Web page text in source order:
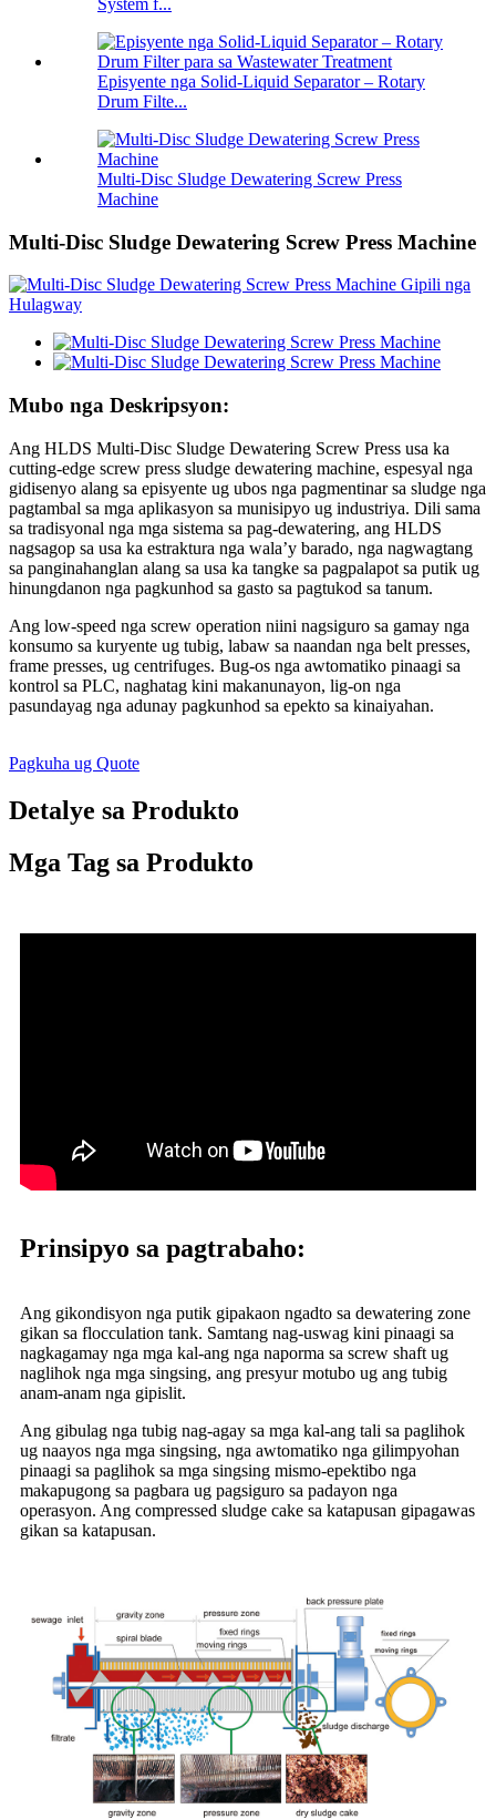
System f...
Episyente nga Solid-Liquid Separator – Rotary
Drum Filte...
Multi-Disc Sludge Dewatering Screw Press
Machine
Multi-Disc Sludge Dewatering Screw Press Machine
Mubo nga Deskripsyon:
Ang HLDS Multi-Disc Sludge Dewatering Screw Press usa ka
cutting-edge screw press sludge dewatering machine, espesyal nga
gidisenyo alang sa episyente ug ubos nga pagmentinar sa sludge nga
pagtambal sa mga aplikasyon sa munisipyo ug industriya. Dili sama
sa tradisyonal nga mga sistema sa pag-dewatering, ang HLDS
nagsagop sa usa ka estraktura nga wala’y barado, nga nagwagtang
sa panginahanglan alang sa usa ka tangke sa pagpalapot sa putik ug
hinungdanon nga pagkunhod sa gasto sa pagtukod sa tanum.
Ang low-speed nga screw operation niini nagsiguro sa gamay nga
konsumo sa kuryente ug tubig, labaw sa naandan nga belt presses,
frame presses, ug centrifuges. Bug-os nga awtomatiko pinaagi sa
kontrol sa PLC, naghatag kini makanunayon, lig-on nga
pasundayag nga adunay pagkunhod sa epekto sa kinaiyahan.
Pagkuha ug Quote
Detalye sa Produkto
Mga Tag sa Produkto
Prinsipyo sa pagtrabaho:
Ang gikondisyon nga putik gipakaon ngadto sa dewatering zone
gikan sa flocculation tank. Samtang nag-uswag kini pinaagi sa
nagkagamay nga mga kal-ang nga naporma sa screw shaft ug
naglihok nga mga singsing, ang presyur motubo ug ang tubig
anam-anam nga gipislit.
Ang gibulag nga tubig nag-agay sa mga kal-ang tali sa paglihok
ug naayos nga mga singsing, nga awtomatiko nga gilimpyohan
pinaagi sa paglihok sa mga singsing mismo-epektibo nga
makapugong sa pagbara ug pagsiguro sa padayon nga
operasyon. Ang compressed sludge cake sa katapusan gipagawas
gikan sa katapusan.